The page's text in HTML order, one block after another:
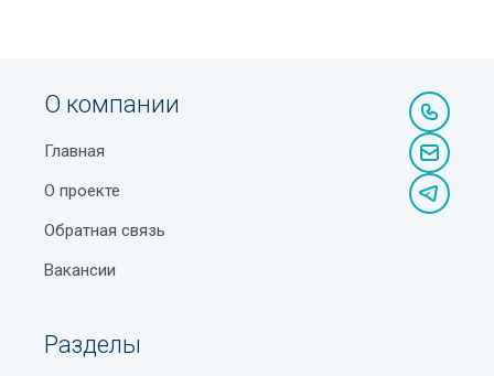
О компании
Главная
О проекте
Обратная связь
Вакансии
Разделы